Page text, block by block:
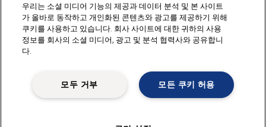
All offices and partners
Follow us
Legal terms and conditions
우리는 소셜 미디어 기능의 제공과 데이터 분석 및 본 사이트
가 올바로 동작하고 개인화된 콘텐츠와 광고를 제공하기 위해
쿠키를 사용하고 있습니다. 회사 사이트에 대한 귀하의 사용
정보를 회사의 소셜 미디어, 광고 및 분석 협력사와 공유합니
다.
모든 쿠키 허용
모두 거부